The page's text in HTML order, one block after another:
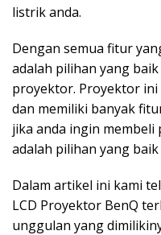
listrik anda.
Dengan semua fitur
adalah pilihan yang
proyektor. Proyektor
dan memiliki banyak
jika anda ingin
adalah pilihan yang
Dalam artikel ini kami
LCD Proyektor BenQ
unggulan yang